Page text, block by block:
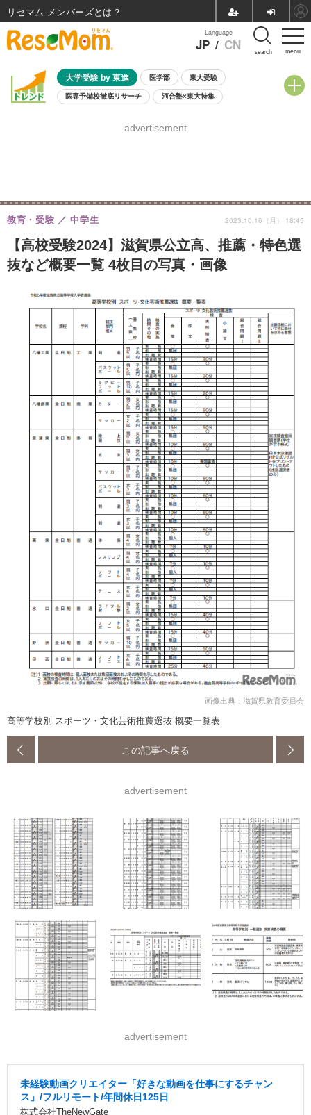
menu
Language
JP / CN search
大学受験 by 東進 医学部 東大受験
医専予備校徹底リサーチ 河合塾×東大特集
8月開催学校説明会・相談会
advertisement
【高校受験2024】滋賀県公立高、推薦・特色選
抜など概要一覧 4枚目の写真・画像
教育・受験 中学生 2023.10.16（月） 18:45
画像出典：滋賀県教育委員会
高等学校別 スポーツ・文化芸術推薦選抜 概要一覧表
この記事へ戻る
advertisement
advertisement
未経験動画クリエイター「好きな動画を仕事にするチャン
ス」/フルリモート/年間休日125日
株式会社TheNewGate
リセマム メンバーズ